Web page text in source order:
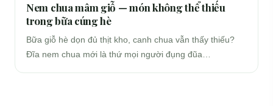
Nem chua mâm giỗ — món không thể thiếu
trong bữa cúng hè
Bữa giỗ hè dọn đủ thịt kho, canh chua vẫn thấy thiếu?
Đĩa nem chua mới là thứ mọi người đụng đũa…